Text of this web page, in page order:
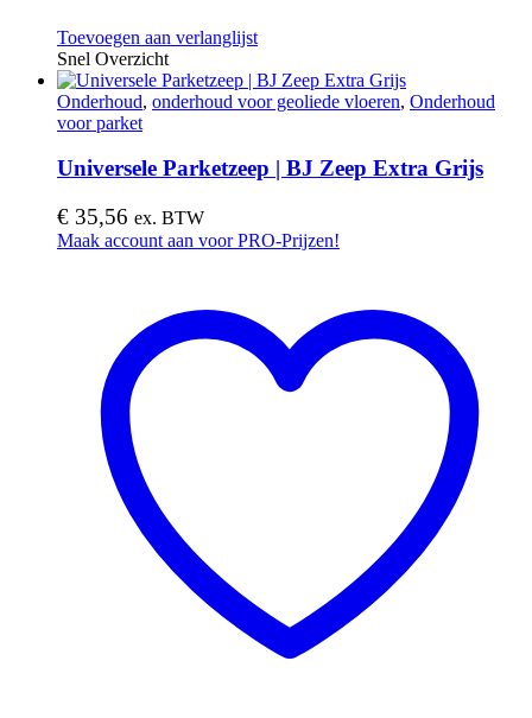
Toevoegen aan verlanglijst
Snel Overzicht
Onderhoud, onderhoud voor geoliede vloeren, Onderhoud
voor parket
Universele Parketzeep | BJ Zeep Extra Grijs
€ 35,56 ex. BTW
Maak account aan voor PRO-Prijzen!